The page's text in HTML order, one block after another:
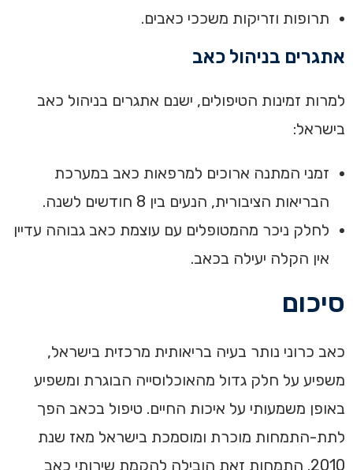
תרופות וזריקות משככי כאבים‏.
אתגרים בניהול כאב‏
‏למרות זמינות הטיפולים, ישנם אתגרים בניהול כאב
בישראל:‏
זמני המתנה ארוכים למרפאות כאב במערכת
הבריאות הציבורית, הנעים בין 8 חודשים לשנה.
לחלק ניכר מהמטופלים עם עוצמת כאב גבוהה עדיין
אין הקלה יעילה בכאב.‏
סיכום
‏כאב כרוני נותר בעיה בריאותית מרכזית בישראל,
משפיע על חלק גדול מהאוכלוסייה הבוגרת ומשפיע
באופן משמעותי על איכות החיים. טיפול בכאב הפך
לתת-התמחות מוכרת ומוסמכת בישראל מאז שנת
2010. התמחות זאת הובילה להקמת שירותי כאב